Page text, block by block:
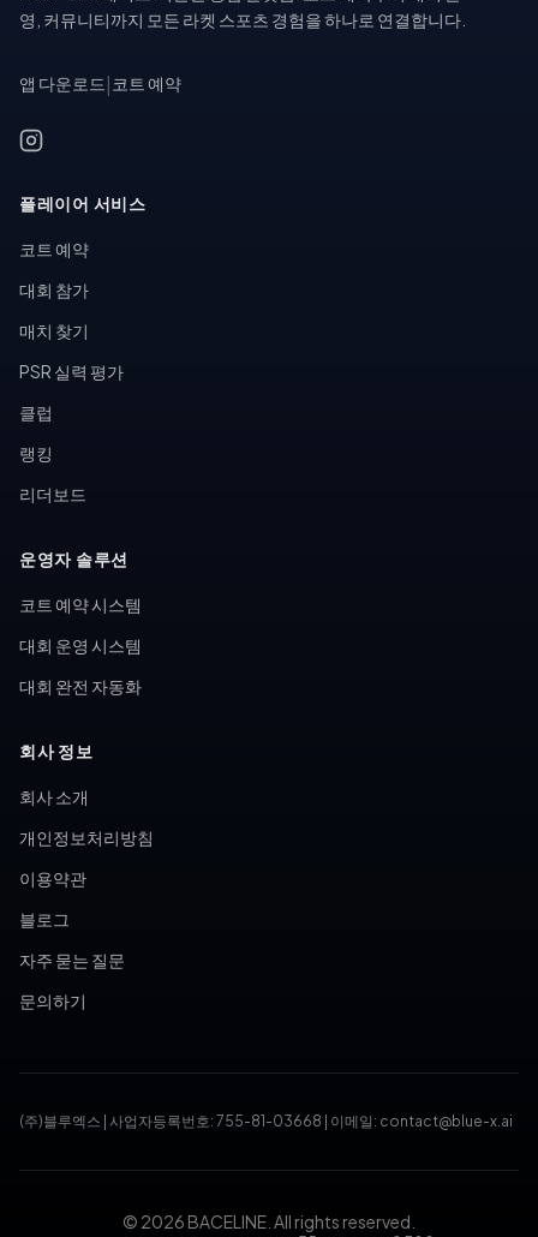
영, 커뮤니티까지 모든 라켓 스포츠 경험을 하나로 연결합니다.
앱 다운로드 코트 예약
플레이어 서비스
코트 예약
대회 참가
매치 찾기
PSR 실력 평가
클럽
랭킹
리더보드
운영자 솔루션
코트 예약 시스템
대회 운영 시스템
대회 완전 자동화
회사 정보
회사 소개
개인정보처리방침
이용약관
블로그
자주 묻는 질문
문의하기
(주)블루엑스 사업자등록번호: 755-81-03668 이메일: contact@blue-x.ai
© 2026 BACELINE. All rights reserved.